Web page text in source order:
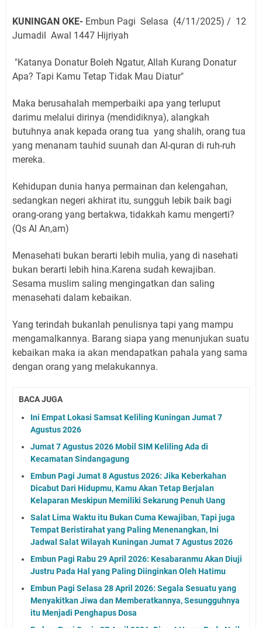
KUNINGAN OKE- Embun Pagi Selasa (4/11/2025) / 12
Jumadil Awal 1447 Hijriyah
"Katanya Donatur Boleh Ngatur, Allah Kurang Donatur
Apa? Tapi Kamu Tetap Tidak Mau Diatur"
Maka berusahalah memperbaiki apa yang terluput
darimu melalui dirinya (mendidiknya), alangkah
butuhnya anak kepada orang tua yang shalih, orang tua
yang menanam tauhid suunah dan Al-quran di ruh-ruh
mereka.
Kehidupan dunia hanya permainan dan kelengahan,
sedangkan negeri akhirat itu, sungguh lebik baik bagi
orang-orang yang bertakwa, tidakkah kamu mengerti?
(Qs Al An,am)
Menasehati bukan berarti lebih mulia, yang di nasehati
bukan berarti lebih hina.Karena sudah kewajiban.
Sesama muslim saling mengingatkan dan saling
menasehati dalam kebaikan.
Yang terindah bukanlah penulisnya tapi yang mampu
mengamalkannya. Barang siapa yang menunjukan suatu
kebaikan maka ia akan mendapatkan pahala yang sama
dengan orang yang melakukannya.
BACA JUGA
Ini Empat Lokasi Samsat Keliling Kuningan Jumat 7
Agustus 2026
Jumat 7 Agustus 2026 Mobil SIM Keliling Ada di
Kecamatan Sindangagung
Embun Pagi Jumat 8 Agustus 2026: Jika Keberkahan
Dicabut Dari Hidupmu, Kamu Akan Tetap Berjalan
Kelaparan Meskipun Memiliki Sekarung Penuh Uang
Salat Lima Waktu itu Bukan Cuma Kewajiban, Tapi juga
Tempat Beristirahat yang Paling Menenangkan, Ini
Jadwal Salat Wilayah Kuningan Jumat 7 Agustus 2026
Embun Pagi Rabu 29 April 2026: Kesabaranmu Akan Diuji
Justru Pada Hal yang Paling Diinginkan Oleh Hatimu
Embun Pagi Selasa 28 April 2026: Segala Sesuatu yang
Menyakitkan Jiwa dan Memberatkannya, Sesungguhnya
itu Menjadi Penghapus Dosa